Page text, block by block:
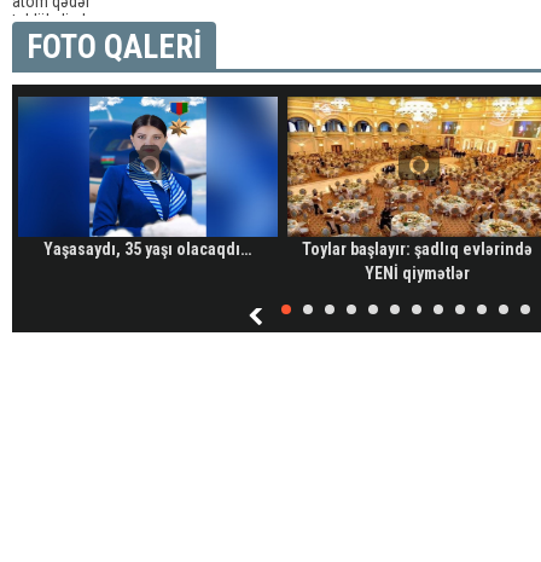
FOTO QALERİ
Yaşasaydı, 35 yaşı olacaqdı…
Toylar başlayır: şadlıq evlərində
YENİ qiymətlər